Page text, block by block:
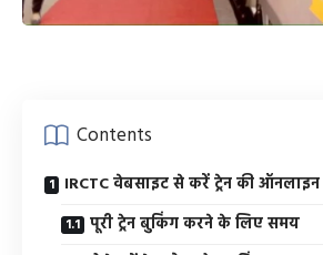
Contents
IRCTC वेबसाइट से करें ट्रेन की
पूरी ट्रेन बुकिंग करने के लिए समय